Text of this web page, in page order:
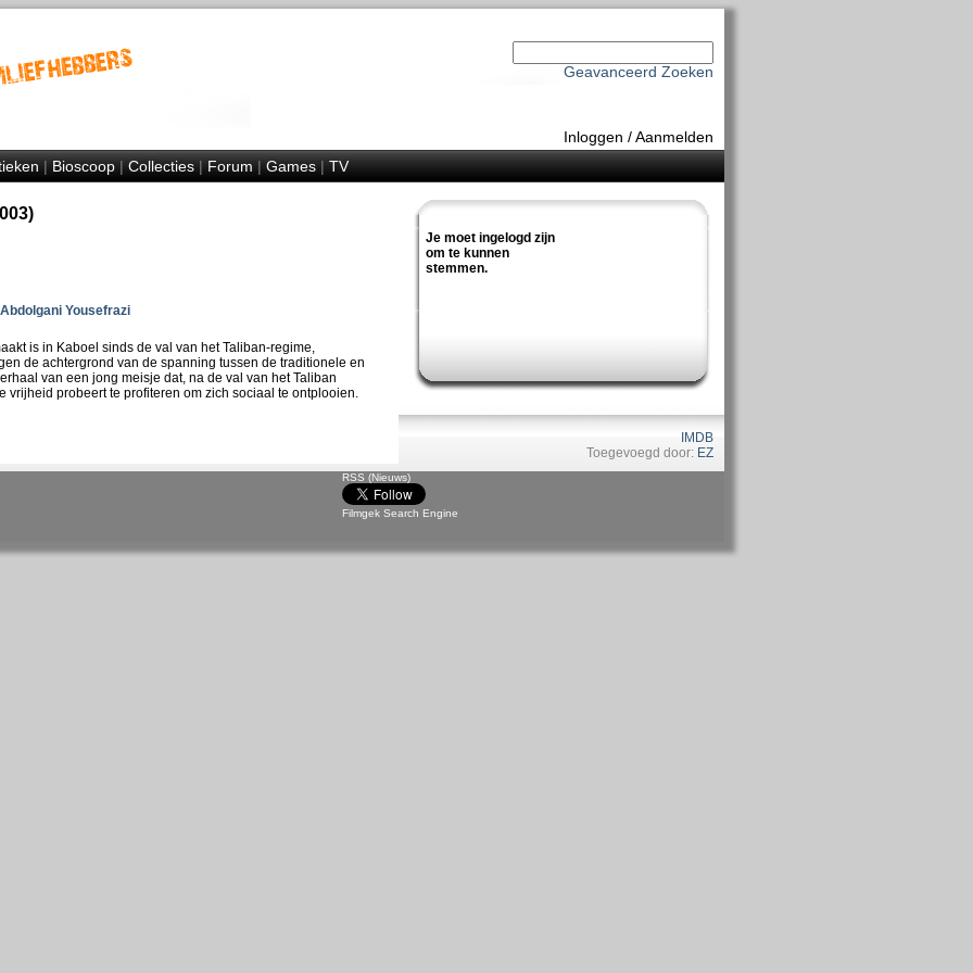
Geavanceerd Zoeken
Inloggen /Aanmelden
|Bioscoop|Collecties|Forum|Games|TV
Je moet ingelogd zijn
om te kunnen
stemmen.
IMDB
Toegevoegd door: EZ
Abdolgani Yousefrazi
is in Kaboel sinds de val van het Taliban-regime,
de achtergrond van de spanning tussen de traditionele en
van een jong meisje dat, na de val van het Taliban
vrijheid probeert te profiteren om zich sociaal te ontplooien.
RSS (Nieuws)
Filmgek Search Engine